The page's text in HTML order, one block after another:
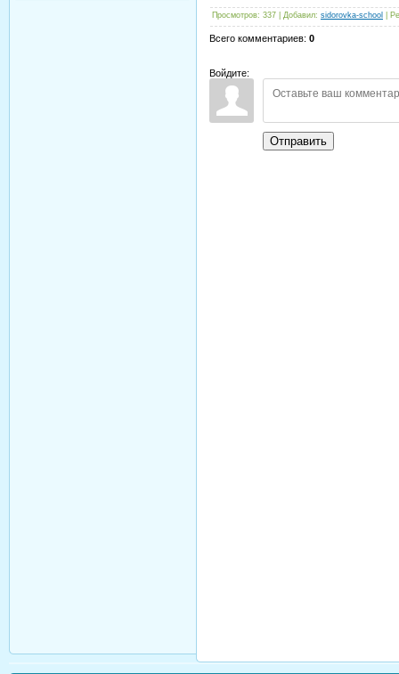
Просмотров: 337 Добавил: sidorovka-school
Всего комментариев: 0
Войдите:
Отправить